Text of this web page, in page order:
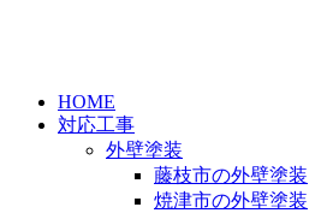
HOME
対応工事
外壁塗装
藤枝市の外壁塗装
焼津市の外壁塗装